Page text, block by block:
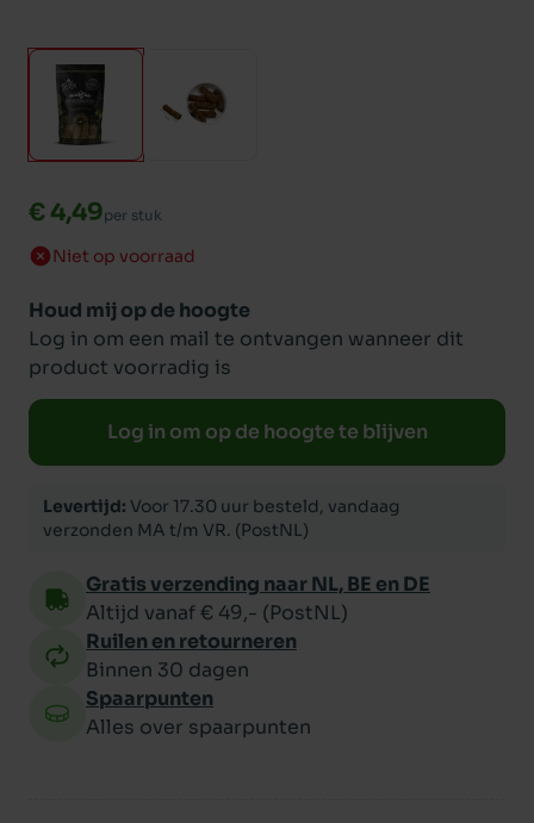
€ 4,49per stuk
Niet op voorraad
Houd mij op de hoogte
Log in om een mail te ontvangen wanneer dit
product voorradig is
Log in om op de hoogte te blijven
Levertijd: Voor 17.30 uur besteld, vandaag
verzonden MA t/m VR. (PostNL)
Gratis verzending naar NL, BE en DE
Altijd vanaf € 49,- (PostNL)
Ruilen en retourneren
Binnen 30 dagen
Spaarpunten
Alles over spaarpunten